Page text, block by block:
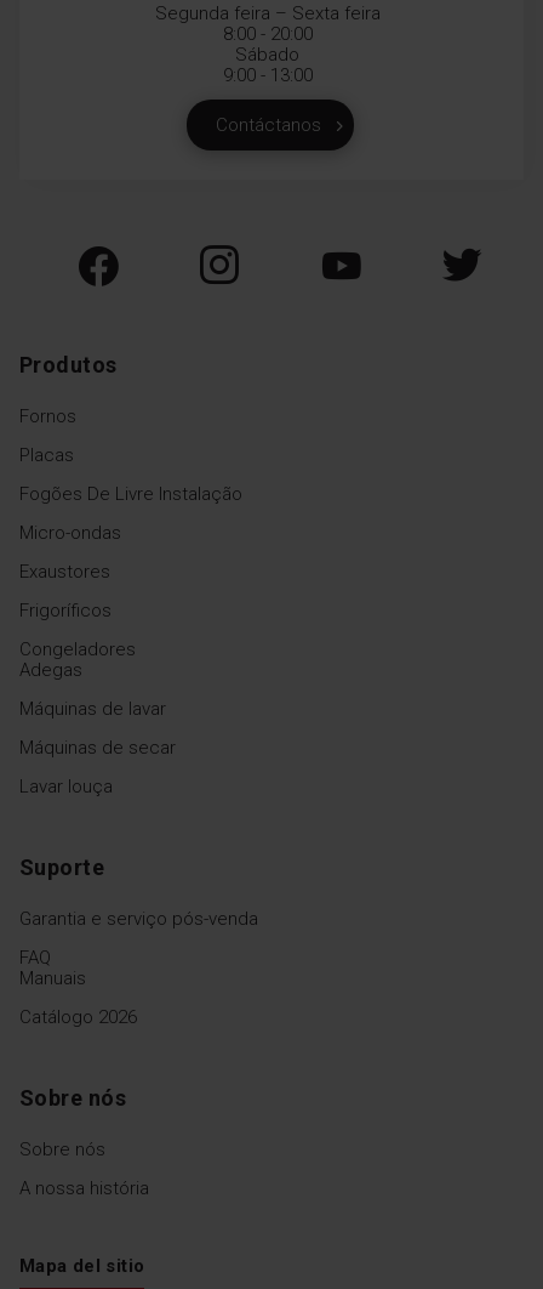
conveniente
O sistema SteamClean utiliza
vapor para limpar a câmara
Segunda feira – Sexta feira
8:00 - 20:00
Sábado
9:00 - 13:00
Contáctanos
Produtos
Fornos
Placas
Fogões De Livre Instalação
Micro-ondas
Exaustores
Frigoríficos
Congeladores
Adegas
Máquinas de lavar
Máquinas de secar
Lavar louça
Suporte
Garantia e serviço pós-venda
FAQ
Manuais
Catálogo 2026
Sobre nós
Sobre nós
A nossa história
Mapa del sitio